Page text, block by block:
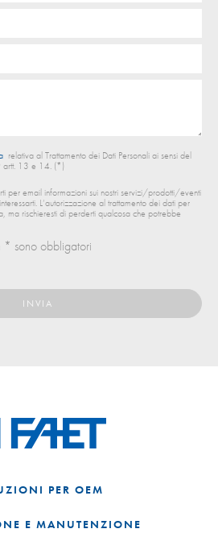
relativa al Trattamento dei Dati Personali ai sensi del
13 e 14. (*)
per email informazioni sui nostri servizi/prodotti/eventi
L’autorizzazione al trattamento dei dati per
ma rischieresti di perderti qualcosa che potrebbe
* sono obbligatori
PER OEM
E MANUTENZIONE